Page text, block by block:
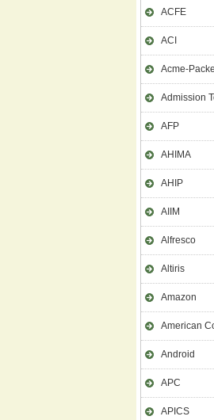
ACFE
ACI
Acme-
Admission
AFP
AHIMA
AHIP
AIIM
Alfresco
Altiris
Amazon
American
Android
APC
APICS